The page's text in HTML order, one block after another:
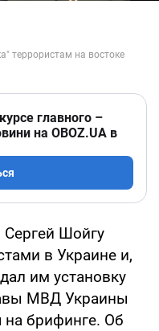
главного –
на OBOZ.UA в
Шойгу
в Украине и,
им установку
МВД Украины
брифинге. Об